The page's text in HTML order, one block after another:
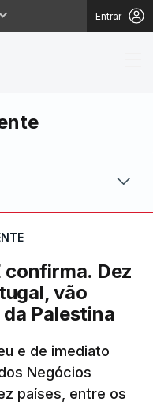
Entrar
MNE
confirma. Dez
vão
Palestina
e de imediato
Negócios
países, entre os